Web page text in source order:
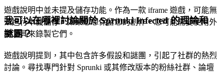
遊戲說明中並未提及儲存功能。作為一款 iframe 遊戲，可能無
法進行本機儲存。如果您想保留您的創作，您可能需要使用外
部工具來錄製它們。
我可以在哪裡討論關於 Sprunki Infected 的理論和
謎團？
遊戲說明提到，其中包含許多假設和謎團，引起了社群的熱烈
討論。尋找專門針對 Sprunki 或其修改版本的粉絲社群、論壇